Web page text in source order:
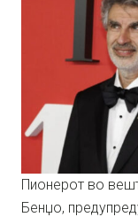
Пионерот во
Бенџо,